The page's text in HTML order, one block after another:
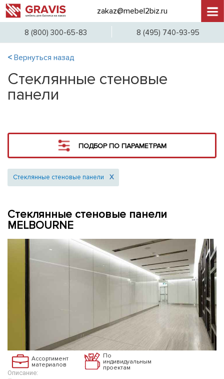
+7
zakaz@mebel2biz.ru
8 (800) 300-65-83 8 (495) 740-93-95
< Вернуться назад
Стеклянные стеновые
панели
ПОДБОР ПО ПАРАМЕТРАМ
Стеклянные стеновые панели X
Стеклянные стеновые панели
MELBOURNE
Ассортимент
материалов
По
индивидуальным
проектам
Описание: